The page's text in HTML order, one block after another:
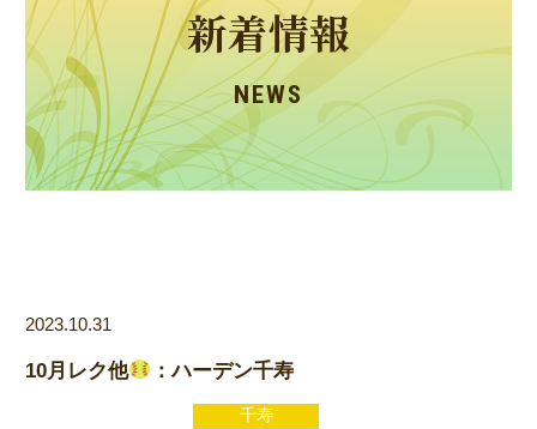
新着情報
NEWS
2023.10.31
10月レク他 ：ハーデン千寿
千寿